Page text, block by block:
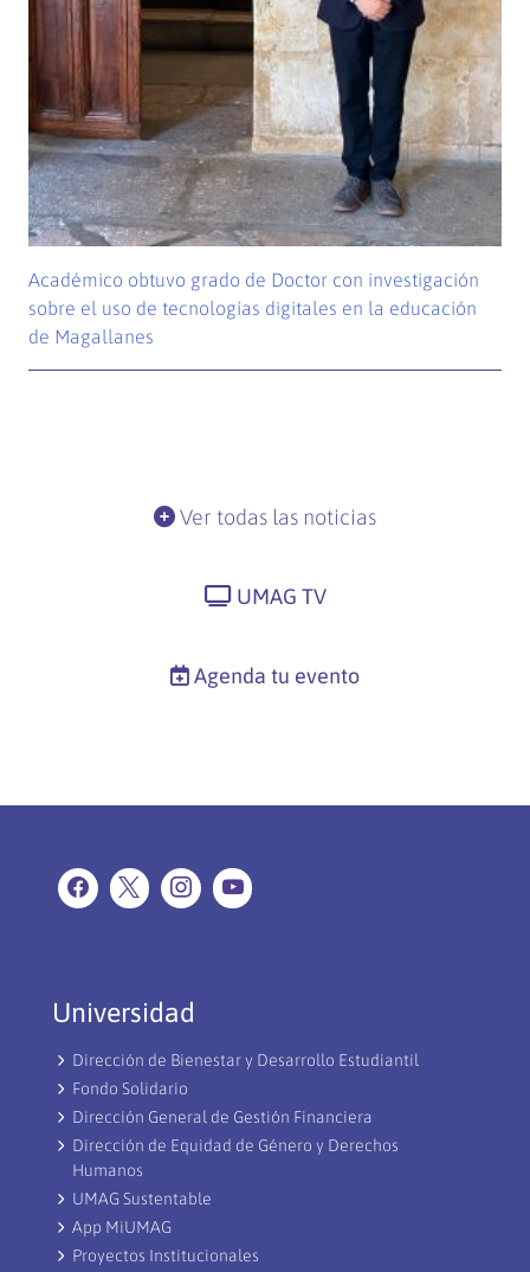
Académico obtuvo grado de Doctor con investigación
sobre el uso de tecnologías digitales en la educación
de Magallanes
Ver todas las noticias
UMAG TV
Agenda tu evento
Universidad
Dirección de Bienestar y Desarrollo Estudiantil
Fondo Solidario
Dirección General de Gestión Financiera
Dirección de Equidad de Género y Derechos
Humanos
UMAG Sustentable
App MiUMAG
Proyectos Institucionales